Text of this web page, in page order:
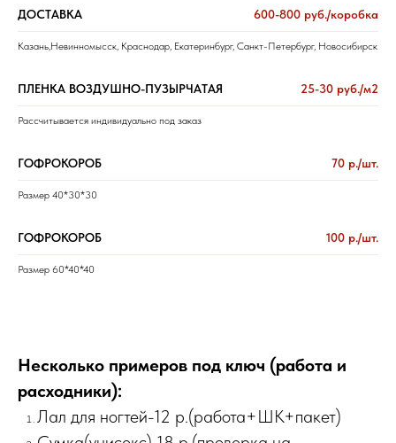
ДОСТАВКА 600-800 руб./коробка
Казань,Невинномысск, Краснодар, Екатеринбург, Санкт-Петербург, Новосибирск
ПЛЕНКА ВОЗДУШНО-ПУЗЫРЧАТАЯ 25-30 руб./м2
Рассчитывается индивидуально под заказ
ГОФРОКОРОБ 70 р./шт.
Размер 40*30*30
ГОФРОКОРОБ 100 р./шт.
Размер 60*40*40
Несколько примеров под ключ (работа и
расходники):
Лал для ногтей-12 р.(работа+ШК+пакет)